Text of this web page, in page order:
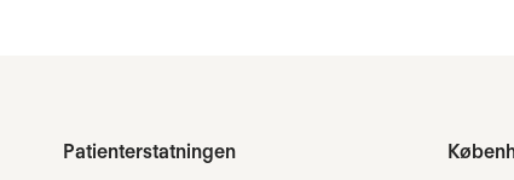
Patienterstatningen